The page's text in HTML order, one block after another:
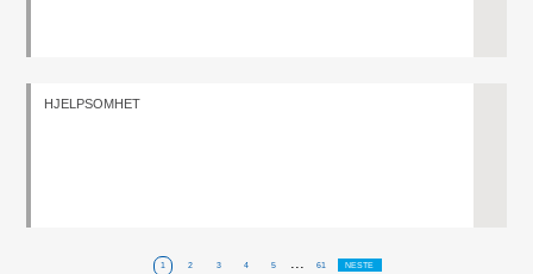
HJELPSOMHET
1 2 3 4 5 ... 61 NESTE